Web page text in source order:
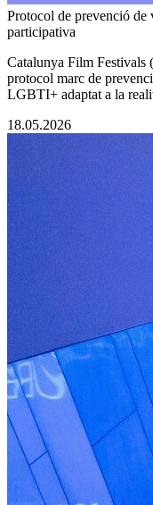
Protocol de prevenció de
participativa
Catalunya Film Festivals
protocol marc de
LGBTI+ adaptat a la
18.05.2026